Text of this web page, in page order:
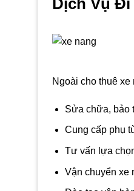
Dịch Vụ Đi
Ngoài cho thuê
Sửa chữa, bảo
Cung cấp phụ
Tư vấn lựa
Vận chuyển xe